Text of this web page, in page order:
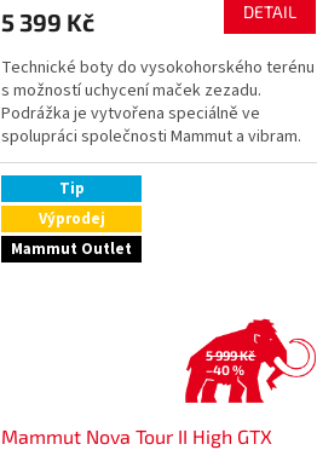
A
5 399 Kč DETAIL
Technické boty do vysokohorského terénu
s možností uchycení maček zezadu.
Podrážka je vytvořena speciálně ve
spolupráci společnosti Mammut a vibram.
Minimální hmotnost....
Tip
Výprodej
Mammut Outlet
5 999 Kč
–40 %
Mammut Nova Tour II High GTX